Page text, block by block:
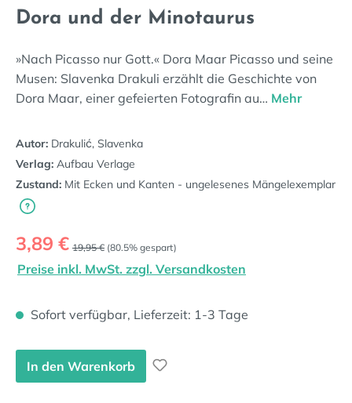
Dora und der Minotaurus
»Nach Picasso nur Gott.« Dora Maar Picasso und seine
Musen: Slavenka Drakuli erzählt die Geschichte von
Dora Maar, einer gefeierten Fotografin au… Mehr
Autor: Drakulić, Slavenka
Verlag: Aufbau Verlage
Zustand: Mit Ecken und Kanten - ungelesenes Mängelexemplar
Verkaufspreis:
3,89 € Regulärer Preis:
19,95 € (80.5% gespart)
Preise inkl. MwSt. zzgl. Versandkosten
Sofort verfügbar, Lieferzeit: 1-3 Tage
In den Warenkorb